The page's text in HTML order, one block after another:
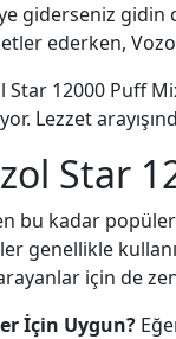
giderseniz gidin
ederken,
Star 12000 Puff
Lezzet
Star
bu kadar
genellikle
için de
İçin Uygun?